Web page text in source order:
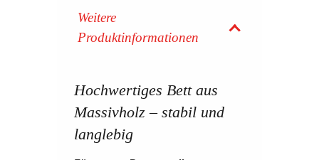
Weitere
Produktinformationen
Hochwertiges Bett aus
Massivholz – stabil und
langlebig